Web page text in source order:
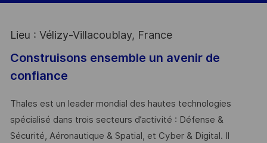
Lieu : Vélizy-Villacoublay, France
Construisons ensemble un avenir de
confiance
Thales est un leader mondial des hautes technologies
spécialisé dans trois secteurs d’activité : Défense &
Sécurité, Aéronautique & Spatial, et Cyber & Digital. Il